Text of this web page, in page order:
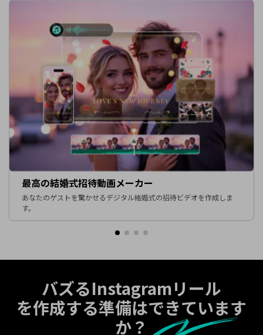
最高の結婚式招待動画メーカー
あなたのゲストを驚かせるデジタル結婚式の招待ビデオを作成しま
す。
バズるInstagramリール
を作成する準備はできています
か？